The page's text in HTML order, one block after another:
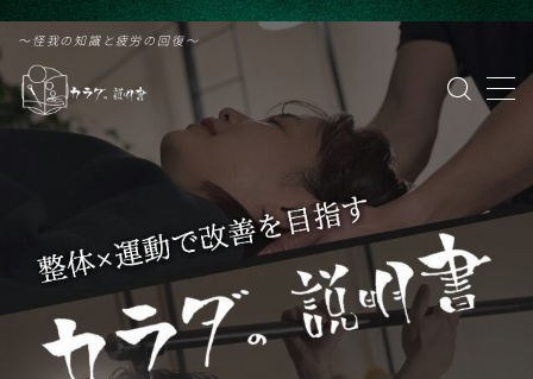
G-PVZDF61VZF
〜怪我の知識と疲労の回復〜
MENU
カラダの説明書 緑橋
パーソナルトレーニング
野球